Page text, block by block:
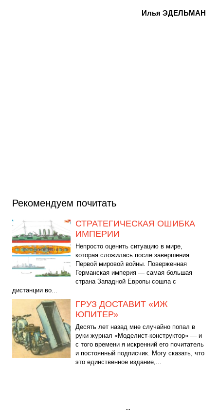
Илья ЭДЕЛЬМАН
Рекомендуем почитать
СТРАТЕГИЧЕСКАЯ ОШИБКА
ИМПЕРИИ
Непросто оценить ситуацию в мире,
которая сложилась после завершения
Первой мировой войны. Поверженная
Германская империя — самая большая
страна Западной Европы сошла с
дистанции во...
ГРУЗ ДОСТАВИТ «ИЖ
ЮПИТЕР»
Десять лет назад мне случайно попал в
руки журнал «Моделист-конструктор» — и
с того времени я искренний его почитатель
и постоянный подписчик. Могу сказать, что
это единственное издание,...